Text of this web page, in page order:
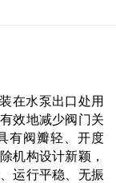
在水泵出口处用
效地减少阀门关
有阀瓣轻、开度
机构设计新颖，
运行平稳、无振